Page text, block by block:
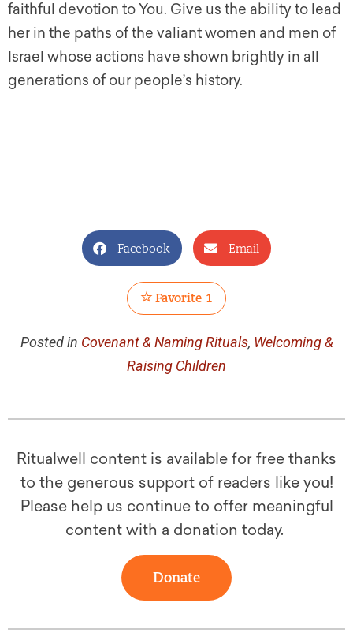
faithful devotion to You. Give us the ability to lead
her in the paths of the valiant women and men of
Israel whose actions have shown brightly in all
generations of our people’s history.
Facebook Email
Favorite 1
Posted in Covenant & Naming Rituals, Welcoming &
Raising Children
Ritualwell content is available for free thanks
to the generous support of readers like you!
Please help us continue to offer meaningful
content with a donation today.
Donate